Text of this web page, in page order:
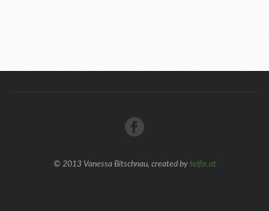
© 2013 Vanessa Bitschnau, created by telfix.at